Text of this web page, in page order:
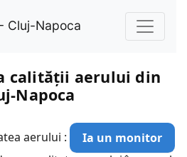
Cluj-Napoca
calității aerului din
Napoca
aerului :
Ia un monitor